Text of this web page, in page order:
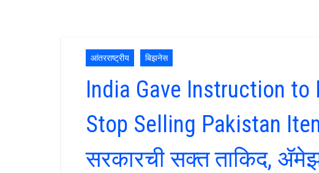
आंतरराष्ट्रीय बिझनेस
India Gave Instruction to
Stop Selling Pakistan
सरकारची सक्त ताकिद,